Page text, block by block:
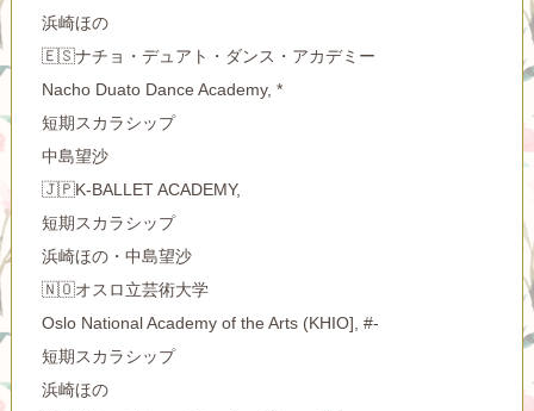
浜崎ほの
🇪🇸ナチョ・デュアト・ダンス・アカデミー
Nacho Duato Dance Academy, *
短期スカラシップ
中島望沙
🇯🇵K-BALLET ACADEMY,
短期スカラシップ
浜崎ほの・中島望沙
🇳🇴オスロ立芸術大学
Oslo National Academy of the Arts (KHIO], #-
短期スカラシップ
浜崎ほの